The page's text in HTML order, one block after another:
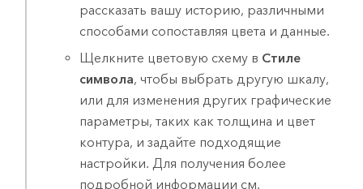
рассказать вашу историю, различными
способами сопоставляя цвета и данные.
Щелкните цветовую схему в Стиле
символа, чтобы выбрать другую шкалу,
или для изменения других графические
параметры, таких как толщина и цвет
контура, и задайте подходящие
настройки. Для получения более
подробной информации см.